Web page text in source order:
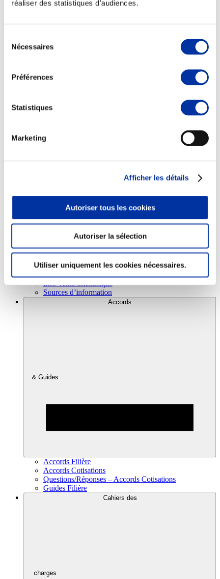
réaliser des statistiques d'audiences.
Nécessaires
Préférences
Statistiques
Marketing
Afficher les détails
Autoriser tous les cookies
Autoriser la sélection
Utiliser uniquement les cookies nécessaires.
Partenaire Climat
Consommation
Viandes et santé
Juste rémunération et attractivité des métiers
Info-veille scientifique
Sources d’information
Accords
& Guides
Accords Filière
Accords Cotisations
Questions/Réponses – Accords Cotisations
Guides Filière
Cahiers des
charges